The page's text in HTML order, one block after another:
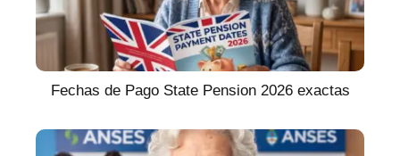
Fechas de Pago State Pension 2026 exactas